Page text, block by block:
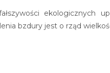
ekologicznych
bzdury jest o rząd